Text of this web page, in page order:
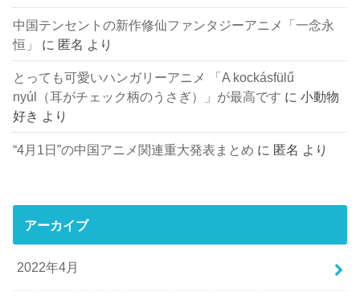
中国テンセントの新作修仙ファンタジーアニメ「一念永
恒」
に 匿名 より
とっても可愛いハンガリーアニメ 「A kockásfülű
nyúl（耳がチェック柄のうさぎ）」が最高です に小動物
好き より
“4月1日”の中国アニメ関連重大発表まとめ に 匿名 より
アーカイブ
2022年4月